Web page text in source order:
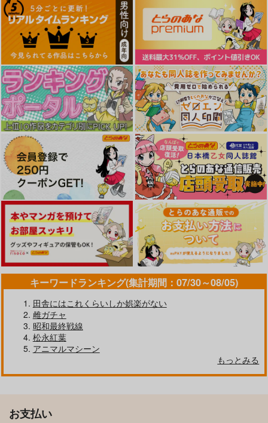
キーワードランキング(集計期間：07/30～08/05)
田舎にはこれくらいしか娯楽がない
雌ガチャ
昭和最終戦線
松永紅葉
アニマルマシーン
もっとみる
お支払い